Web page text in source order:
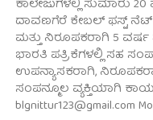
ಕಾಲೇಜುಗಳಲ್ಲಿ ಸುಮಾರು 20
ದಾವಣಗೆರೆ ಕೇಬಲ್ ಫಸ್ಟ್ ನೆಟ್
ಮತ್ತು ನಿರೂಪಕರಾಗಿ 5
ಭಾರತಿ ಪತ್ರಿಕೆಗಳಲ್ಲಿ ಸಹ
ಉಪನ್ಯಾಸಕರಾಗಿ,
ಸಂಪನ್ಮೂಲ ವ್ಯಕ್ತಿಯಾಗಿ
blgnittur123@gmail.com